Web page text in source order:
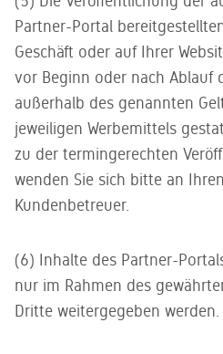
Partner-Portal
Geschäft oder auf Ihrer
vor Beginn oder nach Ablauf
außerhalb des genannten
jeweiligen Werbemittels
zu der termingerechten
wenden Sie sich bitte an
Kundenbetreuer.
(6) Inhalte des Partner-
nur im Rahmen des
Dritte weitergegeben werden.